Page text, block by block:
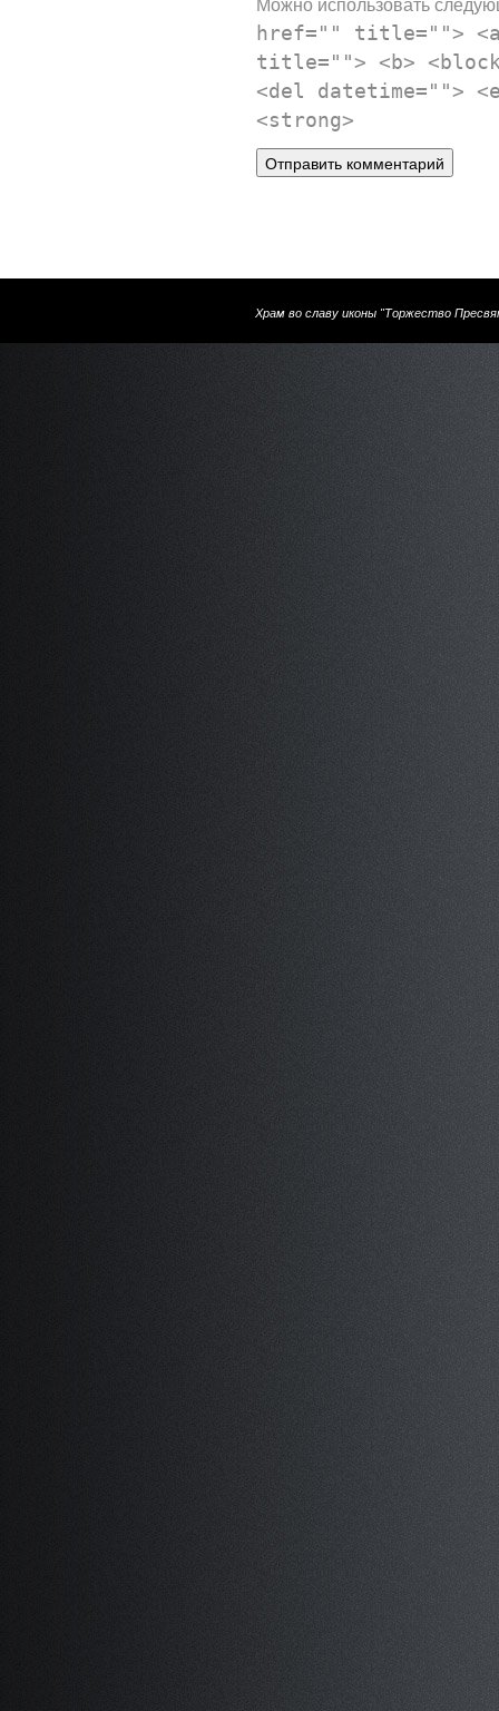
Можно использовать
href="" title="">
title=""> <b>
<del datetime="">
<strong>
Храм во славу иконы "Торжество